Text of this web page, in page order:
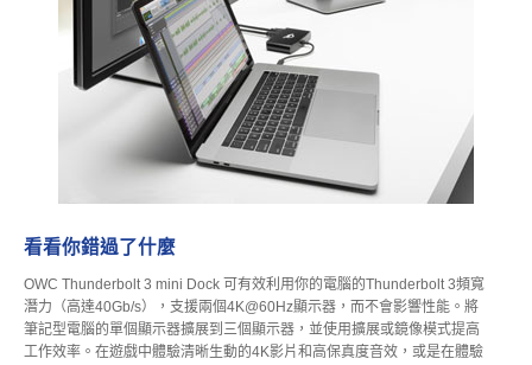
看看你錯過了什麼
OWC Thunderbolt 3 mini Dock 可有效利用你的電腦的Thunderbolt 3頻寬
潛力（高達40Gb/s），支援兩個4K@60Hz顯示器，而不會影響性能。將
筆記型電腦的單個顯示器擴展到三個顯示器，並使用擴展或鏡像模式提高
工作效率。在遊戲中體驗清晰生動的4K影片和高保真度音效，或是在體驗